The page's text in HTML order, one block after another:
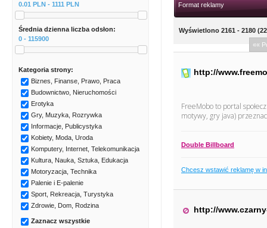
0.01 PLN - 1111 PLN
Średnia dzienna liczba odsłon:
0 - 115900
Kategoria strony:
Biznes, Finanse, Prawo, Praca
Budownictwo, Nieruchomości
Erotyka
Gry, Muzyka, Rozrywka
Informacje, Publicystyka
Kobiety, Moda, Uroda
Komputery, Internet, Telekomunikacja
Kultura, Nauka, Sztuka, Edukacja
Motoryzacja, Technika
Palenie i E-palenie
Sport, Rekreacja, Turystyka
Zdrowie, Dom, Rodzina
Zaznacz wszystkie
Format reklamy
Wyświetlono 2161 - 2180
««
http://
FreeMobo to portal
motywy, gry java)
Double Billboard
Chcesz wstawić reklamę w
http://